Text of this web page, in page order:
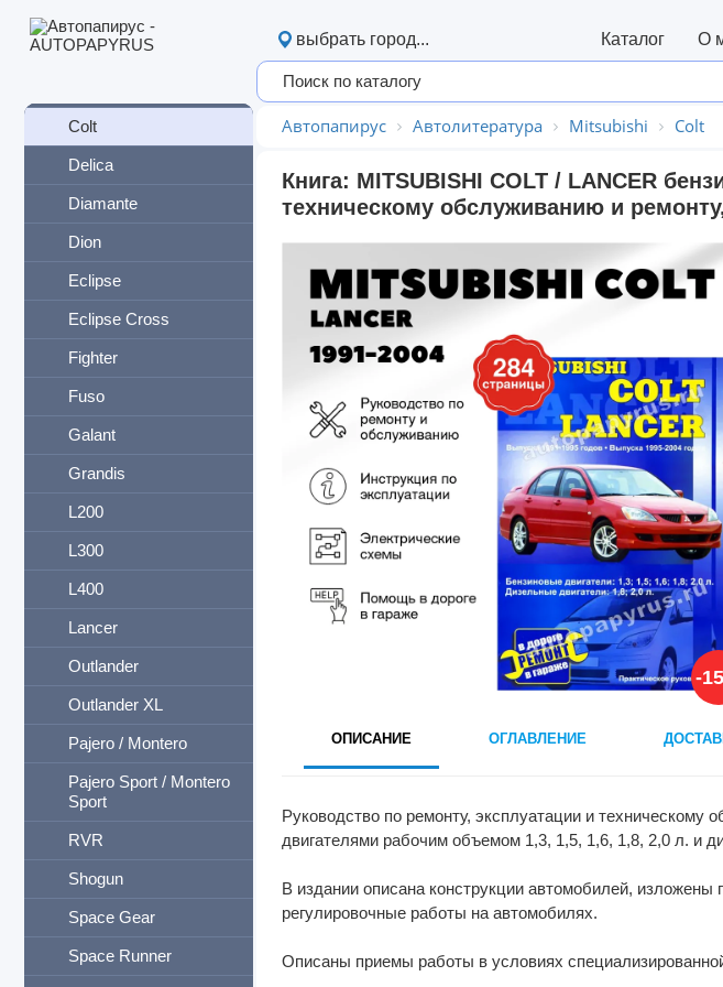
Challenger
Colt
Delica
Diamante
Dion
Eclipse
Eclipse Cross
Fighter
Fuso
Galant
Grandis
L200
L300
L400
Lancer
Outlander
Outlander XL
Pajero / Montero
Pajero Sport / Montero
Sport
RVR
Shogun
Space Gear
Space Runner
выбрать город... Каталог О
Автопапирус Автолитература Mitsubishi Colt
Книга: MITSUBISHI COLT / LANCER
техническому обслуживанию и
-
ОПИСАНИЕ ОГЛАВЛЕНИЕ
Руководство по ремонту, эксплуатации и
двигателями рабочим объемом 1,3, 1,5, 1,6, 1,8, 2,0 л. и
В издании описана конструкции автомобилей,
регулировочные работы на автомобилях.
Описаны приемы работы в условиях